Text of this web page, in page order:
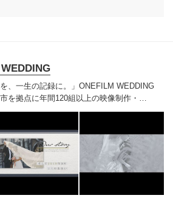
、一生の記録に。」 ONEFILM WEDDING
を拠点に年間120組以上の映像制作・写
ります。